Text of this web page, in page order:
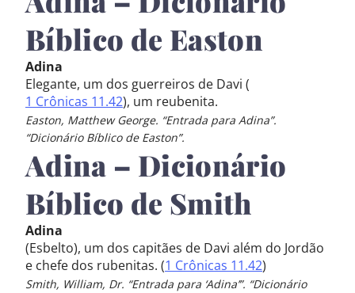
Bíblico de Easton
Adina
Elegante, um dos guerreiros de Davi (
1 Crônicas 11.42), um reubenita.
Easton, Matthew George. “Entrada para Adina”.
“Dicionário Bíblico de Easton”.
Adina – Dicionário
Bíblico de Smith
Adina
(Esbelto), um dos capitães de Davi além do Jordão
e chefe dos rubenitas. (1 Crônicas 11.42)
Smith, William, Dr. “Entrada para ‘Adina’”. “Dicionário